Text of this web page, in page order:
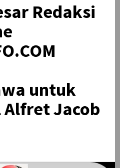
Redaksi
untuk
Alfret Jacob